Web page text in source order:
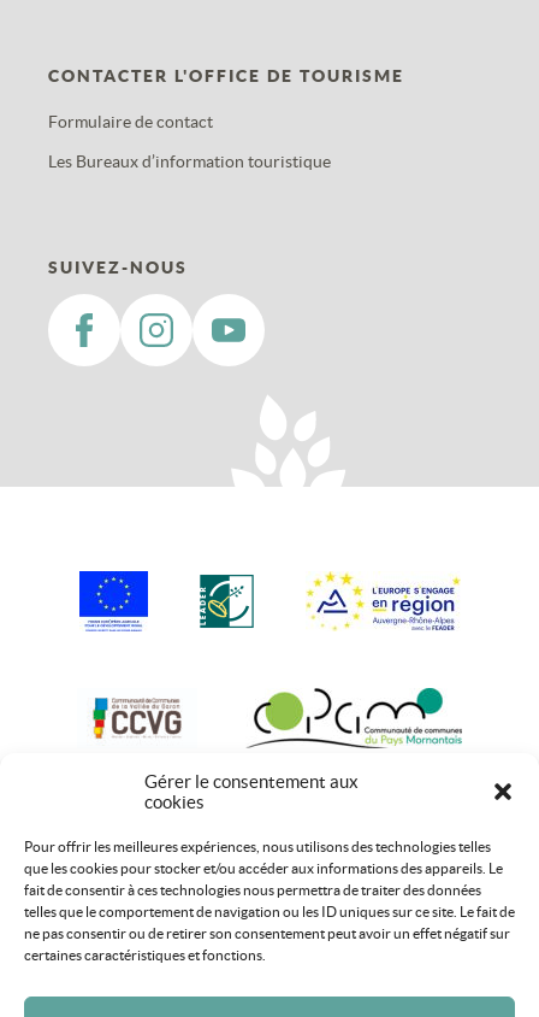
Gérer le consentement aux
cookies
Pour offrir les meilleures expériences, nous utilisons des technologies telles
que les cookies pour stocker et/ou accéder aux informations des appareils. Le
fait de consentir à ces technologies nous permettra de traiter des données
telles que le comportement de navigation ou les ID uniques sur ce site. Le fait de
ne pas consentir ou de retirer son consentement peut avoir un effet négatif sur
certaines caractéristiques et fonctions.
CONTACTER L'OFFICE DE TOURISME
Formulaire de contact
Les Bureaux d’information touristique
SUIVEZ-NOUS